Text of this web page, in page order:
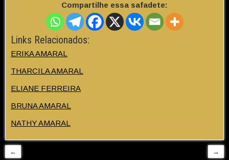
Compartilhe essa safadete:
Links Relacionados:
ERIKA AMARAL
THARCILA AMARAL
ELIANE FERREIRA
BRUNA AMARAL
NATHY AMARAL
← →